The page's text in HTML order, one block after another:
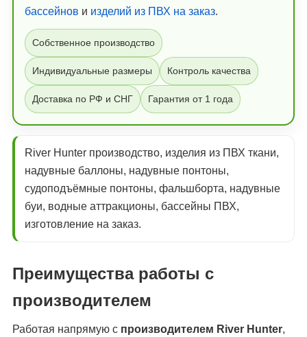
бассейнов и изделий из ПВХ на заказ.
Собственное производство
Индивидуальные размеры Контроль качества
Доставка по РФ и СНГ Гарантия от 1 года
River Hunter производство, изделия из ПВХ ткани,
надувные баллоны, надувные понтоны,
судоподъёмные понтоны, фальшборта, надувные
буи, водные аттракционы, бассейны ПВХ,
изготовление на заказ.
Преимущества работы с
производителем
Работая напрямую с производителем River Hunter,